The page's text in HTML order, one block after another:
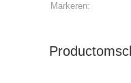
Markeren: